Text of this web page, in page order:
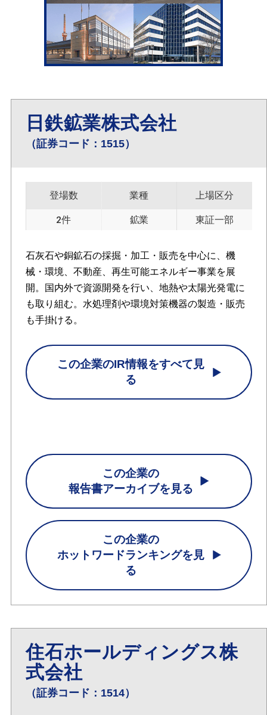
日鉄鉱業株式会社
（証券コード：1515）
登場数
2件
業種
鉱業
上場区分
東証一部
石灰石や銅鉱石の採掘・加工・販売を中心に、機
械・環境、不動産、再生可能エネルギー事業を展
開。国内外で資源開発を行い、地熱や太陽光発電に
も取り組む。水処理剤や環境対策機器の製造・販売
も手掛ける。
この企業のIR情報をすべて見
る
この企業の
報告書アーカイブを見る
この企業の
ホットワードランキングを見
る
住石ホールディングス株
式会社
（証券コード：1514）